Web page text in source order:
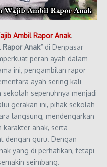
Ambil Rapor Anak.
Rapor Anak” di Denpasar
peran ayah dalam
ini, pengambilan rapor
ayah sering kali
sekolah sepenuhnya menjadi
gerakan ini, pihak sekolah
langsung, mendengarkan
karakter anak, serta
dengan guru. Dengan
yang di perhatikan, tetapi
seimbang.